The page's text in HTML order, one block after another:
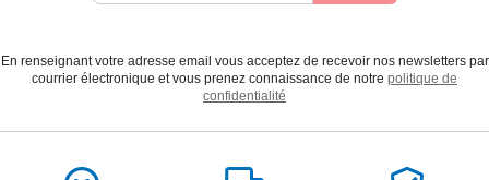
En renseignant votre adresse email vous acceptez de recevoir nos newsletters par
courrier électronique et vous prenez connaissance de notre politique de
confidentialité